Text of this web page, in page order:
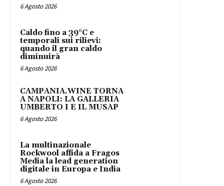
6 Agosto 2026
Caldo fino a 39°C e
temporali sui rilievi:
quando il gran caldo
diminuirà
6 Agosto 2026
CAMPANIA.WINE TORNA
A NAPOLI: LA GALLERIA
UMBERTO I E IL MUSAP
6 Agosto 2026
La multinazionale
Rockwool affida a Fragos
Media la lead generation
digitale in Europa e India
6 Agosto 2026